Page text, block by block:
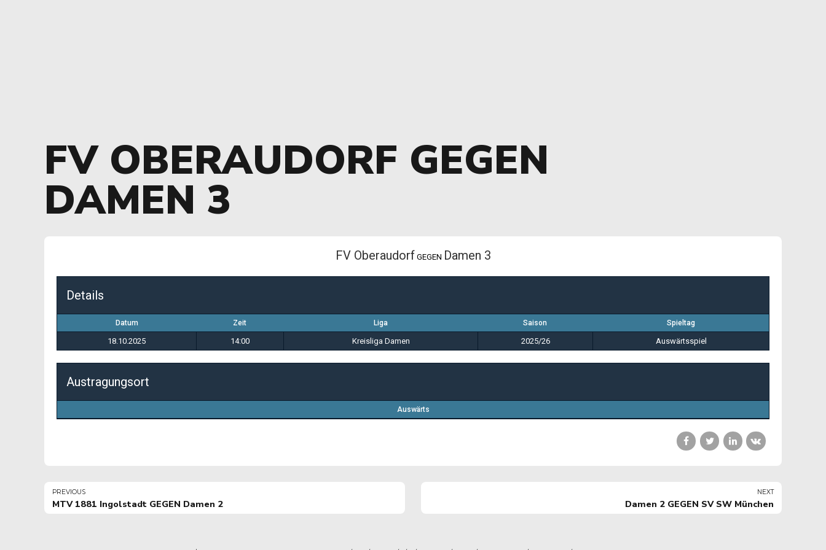
FV OBERAUDORF GEGEN
DAMEN 3
FV Oberaudorf GEGEN Damen 3
Details
Datum Zeit Liga Saison Spieltag
18.10.2025 14:00 Kreisliga Damen 2025/26 Auswärtsspiel
Austragungsort
Auswärts
PREVIOUS
MTV 1881 Ingolstadt GEGEN Damen 2
NEXT
Damen 2 GEGEN SV SW München